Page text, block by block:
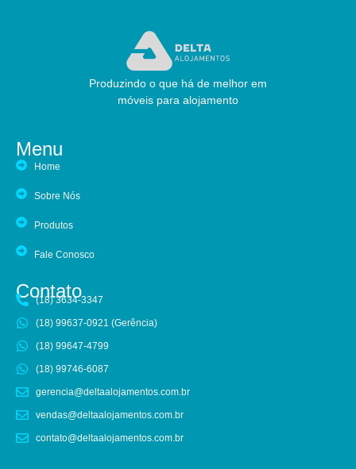
Produzindo o que há de melhor em
móveis para alojamento
Menu
Home
Sobre Nós
Produtos
Fale Conosco
Contato
(18) 3634-3347
(18) 99637-0921 (Gerência)
(18) 99647-4799
(18) 99746-6087
gerencia@deltaalojamentos.com.br
vendas@deltaalojamentos.com.br
contato@deltaalojamentos.com.br